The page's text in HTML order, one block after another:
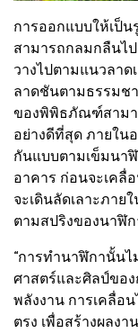
การออกแบบให้เป็น
สามารถกลมกลืนไ
วางไปตามแนวลาด
ลาดชันตามธรรมช
ของพิพิธภัณฑ์สามา
อย่างดีที่สุด ภายใน
กันแบบตามเข็มนา
อาคาร ก่อนจะเคลื่
จะเดินลัดเลาะภา
ตามสปริงของนาฬิ
“การทำนาฬิกานั้น
ศาสตร์และศิลป์ขอ
พลังงาน การเคลื่อ
ตรง เพื่อสร้างผลง